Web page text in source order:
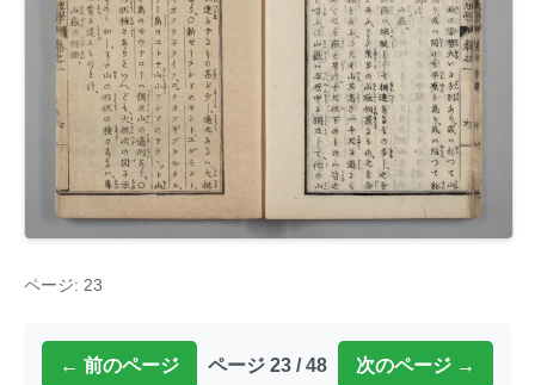
ページ: 23
← 前のページ ページ 23 / 48 次のページ →